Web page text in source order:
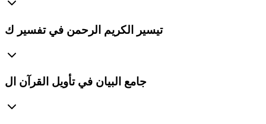
تيسير الكريم الرحمن في تفسير ك
جامع البيان في تأويل القرآن ال